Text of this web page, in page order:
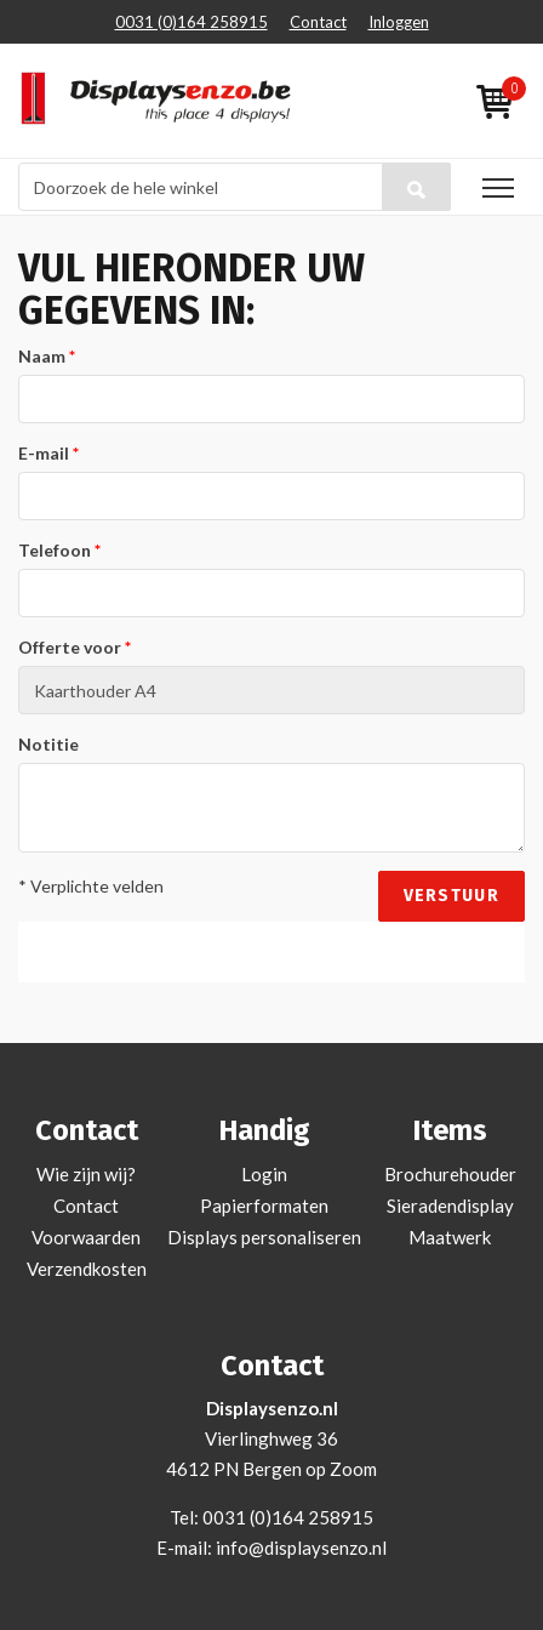
0031 (0)164 258915 Contact Inloggen
0
VUL HIERONDER UW
GEGEVENS IN:
Naam
E-mail
Telefoon
Offerte voor
Notitie
* Verplichte velden VERSTUUR
Contact
Wie zijn wij?
Contact
Voorwaarden
Verzendkosten
Handig
Login
Papierformaten
Displays personaliseren
Items
Brochurehouder
Sieradendisplay
Maatwerk
Contact
Displaysenzo.nl
Vierlinghweg 36
4612 PN Bergen op Zoom
Tel: 0031 (0)164 258915
E-mail: info@displaysenzo.nl